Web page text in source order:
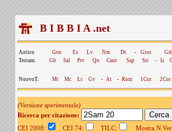
B I B B I A .net
Antico Gen Es Lv Nm Dt - Gios
Testam.
Gb Sal Prv Qo Cant Sap Sir - Is
NuovoT. Mt Mc Lc Gv - At - Rom 1Cor 2Cor
(Versione sperimentale)
Ricerca per citazione:
CEI 2008:
CEI 74: TILC: Mostra